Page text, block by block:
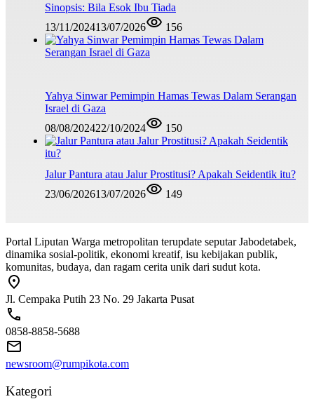
Sinopsis: Bila Esok Ibu Tiada
13/11/202413/07/2026 156
Yahya Sinwar Pemimpin Hamas Tewas Dalam Serangan
Israel di Gaza
08/08/202422/10/2024 150
Jalur Pantura atau Jalur Prostitusi? Apakah Seidentik itu?
23/06/202613/07/2026 149
Portal Liputan Warga metropolitan terupdate seputar Jabodetabek,
dinamika sosial-politik, ekonomi kreatif, isu kebijakan publik,
komunitas, budaya, dan ragam cerita unik dari sudut kota.
Jl. Cempaka Putih 23 No. 29 Jakarta Pusat
0858-8858-5688
newsroom@rumpikota.com
Kategori